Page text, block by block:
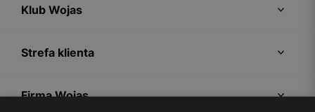
Klub Wojas
Strefa klienta
Firma Wojas